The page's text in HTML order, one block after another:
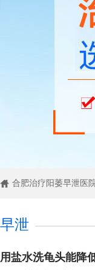
合肥治疗阳萎早泄医
早泄
用盐水洗龟头能降